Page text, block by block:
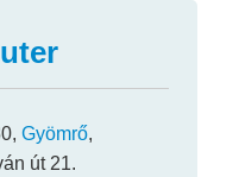
Gyömrő,
út 21.